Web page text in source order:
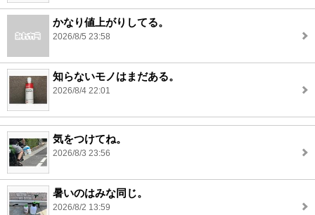
かなり値上がりしてる。
2026/8/5 23:58
知らないモノはまだある。
2026/8/4 22:01
気をつけてね。
2026/8/3 23:56
暑いのはみな同じ。
2026/8/2 13:59